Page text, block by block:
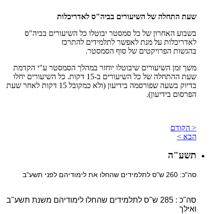
שעת התחלה של השיעורים בביה"ס לאדריכלות
בשבוע האחרון של כל סמסטר יבוטלו כל השיעורים בביה"ס
לאדריכלות על מנת לאפשר לתלמידים להתרכז
בהגשות הפרויקטים של סוף הסמסטר.
משך זמן השיעורים שיבוטלו יוחזר במהלך הסמסטר ע"י הקדמת
שעת ההתחלה של כל השיעורים ב-15 דקות. כל השיעורים יחלו
בדיוק בשעה שפורסמה בידיעון (ולא כמקובל 15 דקות לאחר שעת
הפרסום בידיעון).
< הקודם
הבא >
תשע"ה
סה"כ: 260 ש"ס לתלמידים שהחלו את לימודיהם לפני תשע"ב
סה"כ : 285 ש"ס לתלמידים שהחלו לימודיהם משנת תשע"ב
ואילך